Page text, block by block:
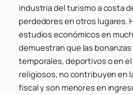
industria del turismo a costa
perdedores en otros lugares.
estudios económicos en
demuestran que las
temporales, deportivos o en el
religiosos, no contribuyen en
fiscal y son menores en